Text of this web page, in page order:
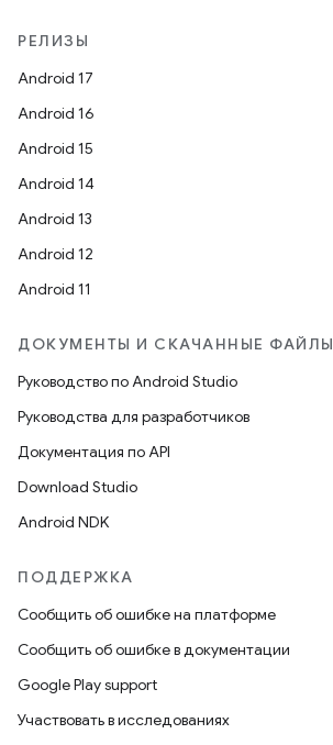
РЕЛИЗЫ
Android 17
Android 16
Android 15
Android 14
Android 13
Android 12
Android 11
ДОКУМЕНТЫ И СКАЧАННЫЕ ФАЙЛЫ
Руководство по Android Studio
Руководства для разработчиков
Документация по API
Download Studio
Android NDK
ПОДДЕРЖКА
Сообщить об ошибке на платформе
Сообщить об ошибке в документации
Google Play support
Участвовать в исследованиях